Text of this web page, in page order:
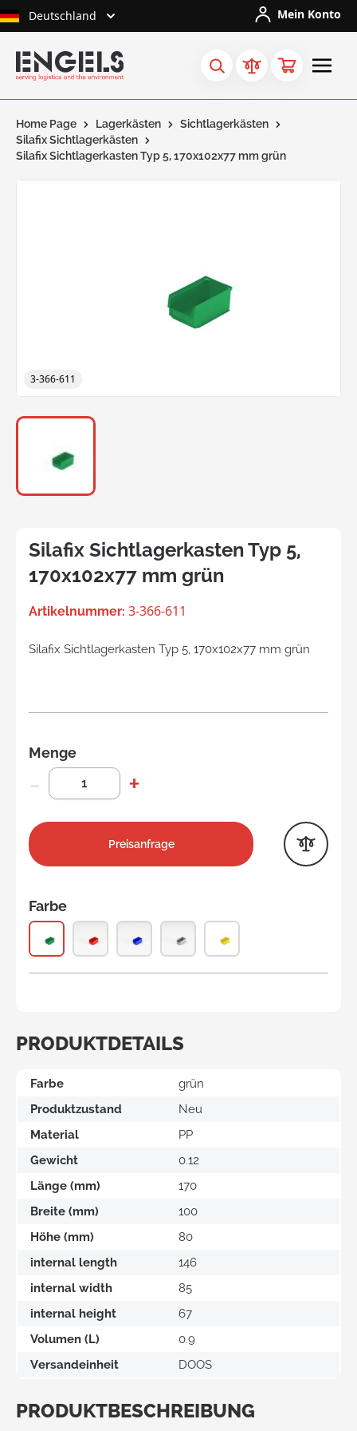
Skip to Content
Deutschland Mein Konto
Home Page Lagerkästen
Sichtlagerkästen
Silafix Sichtlagerkästen
Silafix Sichtlagerkasten Typ 5, 170x102x77 mm grün
3-366-611
PRODUKTDETAILS
Farbe
grün
Produktzustand
Neu
Material
PP
Gewicht
0.12
Länge (mm)
170
Breite (mm)
100
Höhe (mm)
80
internal length
146
internal width
85
internal height
67
Volumen (L)
0.9
Versandeinheit
DOOS
PRODUKTBESCHREIBUNG
Silafix Sichtlagerkasten Typ 5,
170x102x77 mm grün
Artikelnummer: 3-366-611
Silafix Sichtlagerkasten Typ 5, 170x102x77 mm grün
Menge
Preisanfrage
Farbe